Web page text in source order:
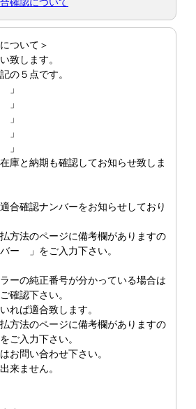
ついて＞
致します。
の５点です。
」
」
」
庫と納期も確認してお知らせ致しま
合確認ナンバーをお知らせしており
方法のページに備考欄がありますの
ー 」をご入力下さい。
ーの純正番号が分かっている場合は
確認下さい。
れば適合致します。
方法のページに備考欄がありますの
入力下さい。
お問い合わせ下さい。
来ません。